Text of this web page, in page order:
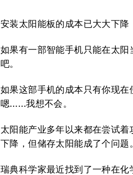
安装太阳能板的成本已大大下
如果有一部智能手机只能在太
吧。
如果这部手机的成本只有你现在
嗯……我想不会。
太阳能产业多年以来都在尝试
下降，但储存太阳能成了个问题。
瑞典科学家最近找到了一种在